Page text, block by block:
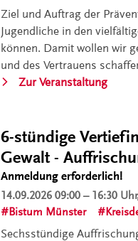
der
u.
für
in
der
KLJB“
Ziel und Auftrag der
Jugendliche in den
können. Damit wollen wir
und des Vertrauens
Zur Veranstaltung
6-stündige
Gewalt -
Anmeldung erforderlich!
14.09.202609:00 – 16:30
Bistum Münster
Sechsstündige
.